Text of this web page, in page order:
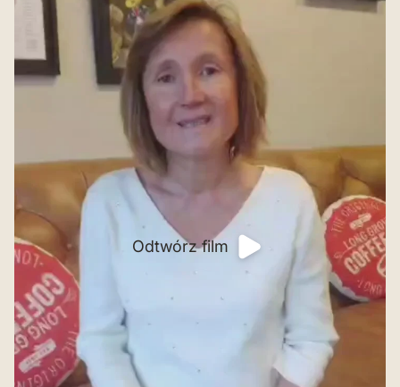
Odtwórz film